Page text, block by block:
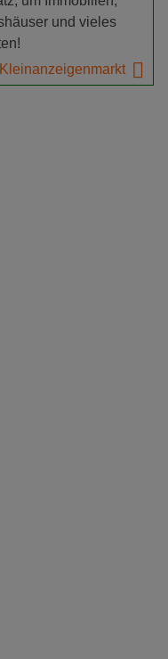
und vieles